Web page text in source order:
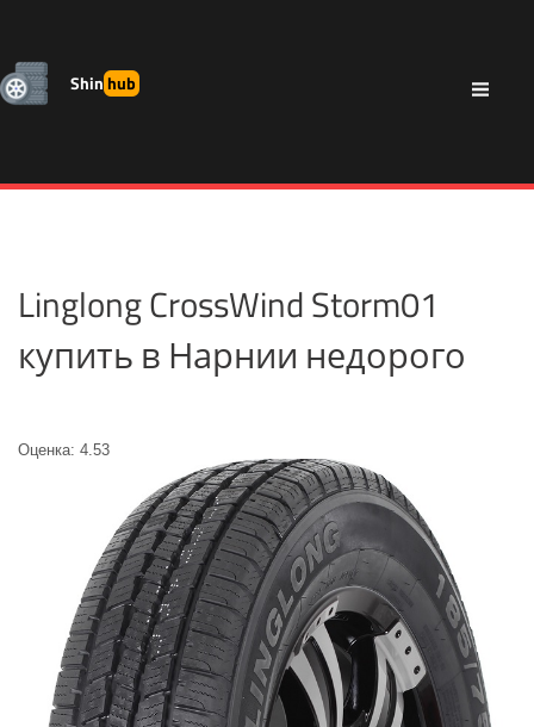
Shinhub
Linglong CrossWind Storm01
купить в Нарнии недорого
Оценка: 4.53